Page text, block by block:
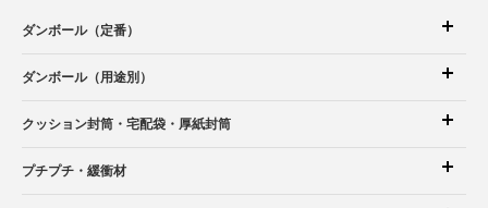
ダンボール（定番）
ダンボール（用途別）
クッション封筒 ・宅配袋 ・厚紙封筒
プチプチ・緩衝材